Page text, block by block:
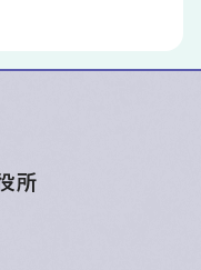
所